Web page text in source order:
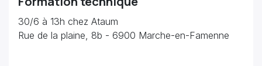
30/6 à 13h chez Ataum
Rue de la plaine, 8b - 6900 Marche-en-Famenne